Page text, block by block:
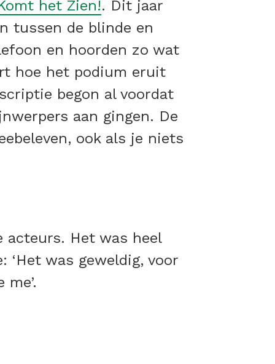
het Zien!. Dit jaar
tussen de blinde en
en hoorden zo wat
hoe het podium eruit
begon al voordat
aan gingen. De
ook als je niets
acteurs. Het was heel
‘Het was geweldig, voor